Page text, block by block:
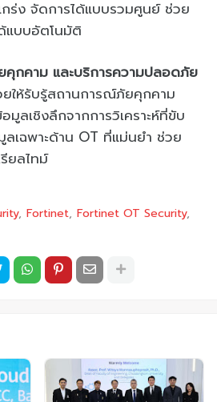
ร่ง จัดการได้แบบรวมศูนย์ ช่วย
แบบอัตโนมัติ
คุกคาม และบริการความปลอดภัย
ยให้รับรู้สถานการณ์ภัยคุกคาม
มูลเชิงลึกจากการวิเคราะห์ที่ขับ
เฉพาะด้าน OT ที่แม่นยำ ช่วย
ยลไทม์
Fortinet Fortinet OT Security